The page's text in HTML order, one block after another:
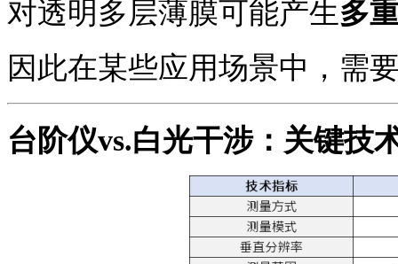
对透明多层薄膜可能产生多
因此在某些应用场景中，需
台阶仪vs.白光干涉：关键技